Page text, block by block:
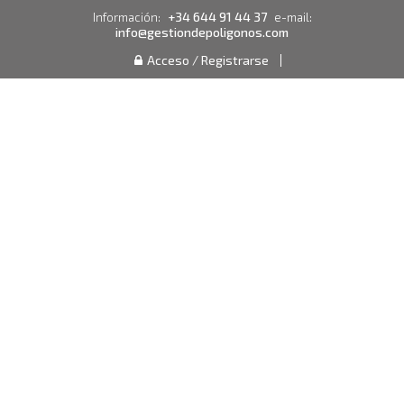
Información: +34 644 91 44 37 e-mail:
info@gestiondepoligonos.com
Acceso / Registrarse